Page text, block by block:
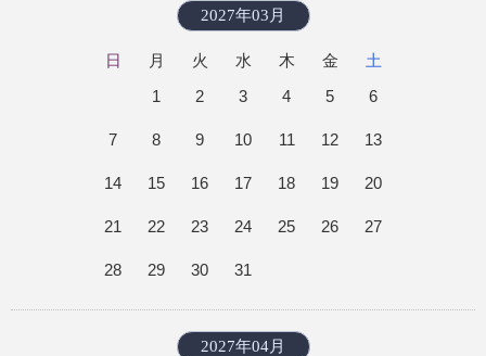
2027年03月
日 月 火 水 木 金
土
1
2 3 4 5 6
7 8 9 10 11 12 13
14 15 16 17 18 19 20
21 22 23 24 25 26 27
28 29 30 31
2027年04月